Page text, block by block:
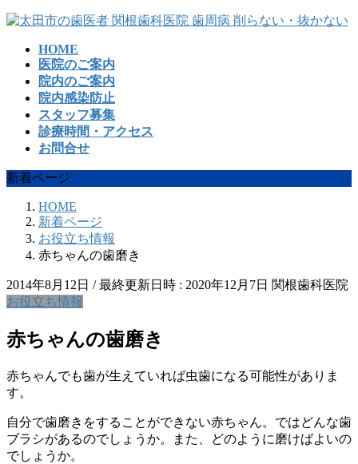
コ
プ
ナ
動
HOME
医院のご案内
院内のご案内
院内感染防止
スタッフ募集
診療時間・アクセス
お問合せ
新着ページ
HOME
新着ページ
お役立ち情報
赤ちゃんの歯磨き
2014年8月12日 / 最終更新日時 : 2020年12月7日 関根歯科医院
お役立ち情報
赤ちゃんの歯磨き
赤ちゃんでも歯が生えていれば虫歯になる可能性がありま
す。
自分で歯磨きをすることができない赤ちゃん。ではどんな歯
ブラシがあるのでしょうか。また、どのように磨けばよいの
でしょうか。